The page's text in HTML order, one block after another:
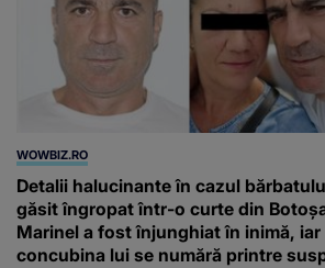
WOWBIZ.RO
Detalii halucinante în cazul
găsit îngropat într-o curte din
Marinel a fost înjunghiat în inimă, iar
concubina lui se numără printre